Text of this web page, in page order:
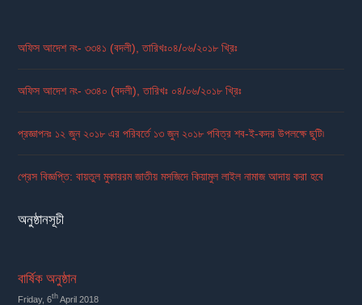
অফিস আদেশ নং- ৩৩৪১ (বদলী), তারিখঃ০৪/০৬/২০১৮ খ্রিঃ
অফিস আদেশ নং- ৩৩৪০ (বদলী), তারিখঃ ০৪/০৬/২০১৮ খ্রিঃ
প্রজ্ঞাপনঃ ১২ জুন ২০১৮ এর পরিবর্তে ১৩ জুন ২০১৮ পবিত্র শব-ই-কদর উপলক্ষে ছুটি৷
প্রেস বিজ্ঞপ্তি: বায়তুল মুকাররম জাতীয় মসজিদে কিয়ামুল লাইল নামাজ আদায় করা হবে
অনুষ্ঠানসূচী
বার্ষিক অনুষ্ঠান
Friday, 6th April 2018